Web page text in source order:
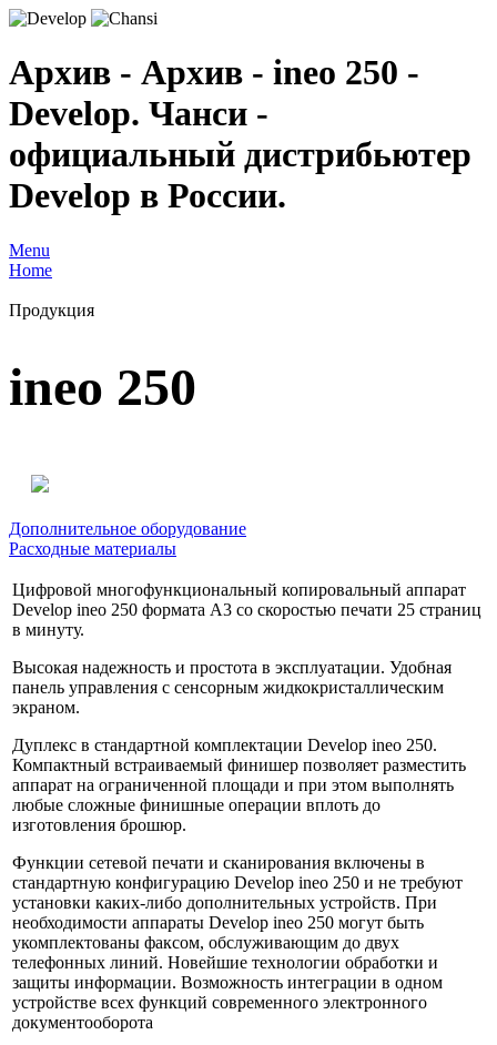
Архив - Архив - ineo 250 -
Develop. Чанси -
официальный дистрибьютер
Develop в России.
Menu
Home
Продукция
ineo 250
Дополнительное оборудование
Расходные материалы
Цифровой многофункциональный копировальный аппарат
Develop ineo 250 формата A3 со скоростью печати 25 страниц
в минуту.
Высокая надежность и простота в эксплуатации. Удобная
панель управления с сенсорным жидкокристаллическим
экраном.
Дуплекс в стандартной комплектации Develop ineo 250.
Компактный встраиваемый финишер позволяет разместить
аппарат на ограниченной площади и при этом выполнять
любые сложные финишные операции вплоть до
изготовления брошюр.
Функции сетевой печати и сканирования включены в
стандартную конфигурацию Develop ineo 250 и не требуют
установки каких-либо дополнительных устройств. При
необходимости аппараты Develop ineo 250 могут быть
укомплектованы факсом, обслуживающим до двух
телефонных линий. Новейшие технологии обработки и
защиты информации. Возможность интеграции в одном
устройстве всех функций современного электронного
документооборота